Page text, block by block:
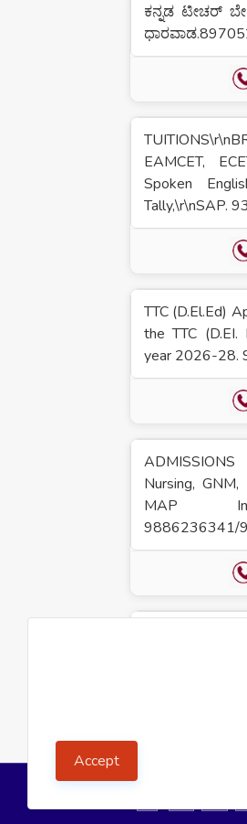
ಕನ್ನಡ ಟೀಚರ್
EAMCET,
Spoken
Tally,\r\nSAP.
TTC (D.El.Ed)
the TTC
year 2026-28.
Nursing, GNM,
MAP
9886236341/
ಟೀಚರ್ ಬೇಕು.
Accept